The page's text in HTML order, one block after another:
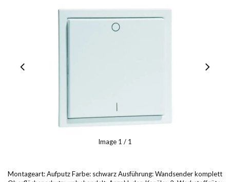
Image 1 / 1
Montageart: Aufputz Farbe: schwarz Ausführung: Wandsender komplett